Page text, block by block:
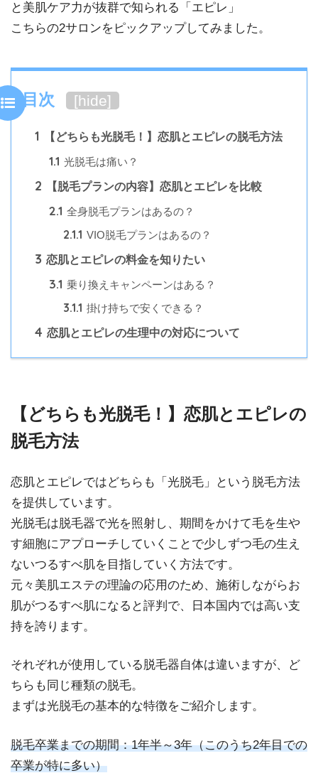
と美肌ケア力が抜群で知られる「エピレ」
こちらの2サロンをピックアップしてみました。
目次 [hide]
1 【どちらも光脱毛！】恋肌とエピレの脱毛方法
1.1 光脱毛は痛い？
2 【脱毛プランの内容】恋肌とエピレを比較
2.1 全身脱毛プランはあるの？
2.1.1 VIO脱毛プランはあるの？
3 恋肌とエピレの料金を知りたい
3.1 乗り換えキャンペーンはある？
3.1.1 掛け持ちで安くできる？
4 恋肌とエピレの生理中の対応について
【どちらも光脱毛！】恋肌とエピレの
脱毛方法
恋肌とエピレではどちらも「光脱毛」という脱毛方法
を提供しています。
光脱毛は脱毛器で光を照射し、期間をかけて毛を生や
す細胞にアプローチしていくことで少しずつ毛の生え
ないつるすべ肌を目指していく方法です。
元々美肌エステの理論の応用のため、施術しながらお
肌がつるすべ肌になると評判で、日本国内では高い支
持を誇ります。
それぞれが使用している脱毛器自体は違いますが、ど
ちらも同じ種類の脱毛。
まずは光脱毛の基本的な特徴をご紹介します。
脱毛卒業までの期間：1年半～3年（このうち2年目での
卒業が特に多い）